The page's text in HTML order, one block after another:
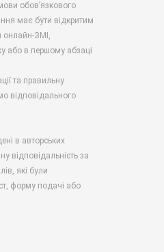
обов’язкового
має бути відкритим
онлайн-ЗМІ,
або в першому абзаці
та правильну
відповідального
в авторських
відповідальність за
які були
форму подачі або